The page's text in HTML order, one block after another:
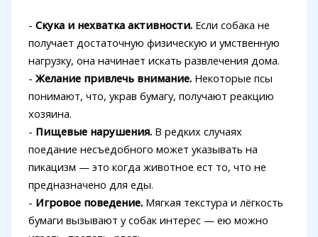
- Скука и нехватка активности.Если собака не
получает достаточную физическую и умственную
нагрузку, она начинает искать развлечения дома.
- Желание привлечь внимание.Некоторые псы
понимают, что, украв бумагу, получают реакцию
хозяина.
- Пищевые нарушения.В редких случаях
поедание несъедобного может указывать на
пикацизм — это когда животное ест то, что не
предназначено для еды.
- Игровое поведение.Мягкая текстура и лёгкость
бумаги вызывают у собак интерес — ею можно